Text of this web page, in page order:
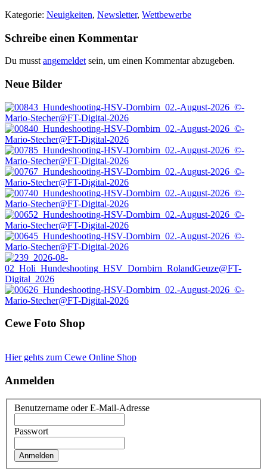
Kategorie: Neuigkeiten, Newsletter, Wettbewerbe
Leser-
Schreibe einen Kommentar
Du musst angemeldet sein, um einen Kommentar abzugeben.
Footer
Neue Bilder
Cewe Foto Shop
Hier gehts zum Cewe Online Shop
Anmelden
Benutzername oder E-Mail-Adresse
Passwort